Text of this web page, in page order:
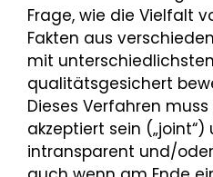
Frage, wie die Vielfalt
Fakten aus
mit
qualitätsgesichert
Dieses Verfahren
akzeptiert sein
intransparent und/